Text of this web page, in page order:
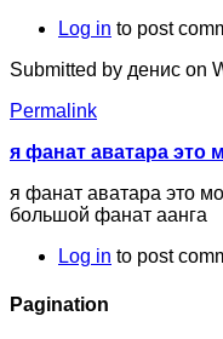
Log in to post
Submitted by денис on
Permalink
я фанат аватара это
я фанат аватара это
большой фанат аанга
Log in to post
Pagination